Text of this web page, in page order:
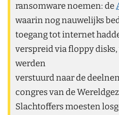
ransomware noemen: de
waarin nog nauwelijks
toegang tot internet
verspreid via floppy
werden
verstuurd naar de
congres van de
Slachtoffers moesten